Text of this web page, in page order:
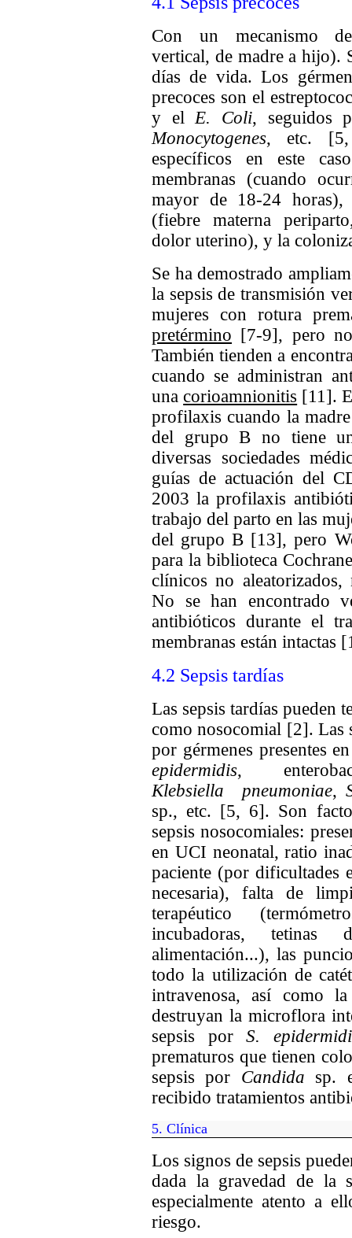
Con un mecanismo de
vertical, de madre a hijo).
días de vida. Los
precoces son el
y elE. Coli, seguidos
Monocytogenes, etc. [5,
específicos en este
membranas (cuando
mayor de 18-24 horas),
(fiebre materna
dolor uterino), y la
Se ha demostrado
la sepsis de transmisión
mujeres con rotura
pretérmino [7-9], pero
También tienden a
cuando se administran
unacorioamnionitis [11].
profilaxis cuando la
del grupo B no tiene
diversas sociedades
guías de actuación del
2003 la profilaxis
trabajo del parto en las
del grupo B [13], pero
para la biblioteca
clínicos no
No se han encontrado
antibióticos durante el
membranas están intactas
4.2 Sepsis tardías
Las sepsis tardías pueden
como nosocomial [2]. Las
por gérmenes presentes
epidermidis,
Klebsiella pneumoniae,
sp., etc. [5, 6]. Son
sepsis nosocomiales:
en UCI neonatal, ratio
paciente (por dificultades
necesaria), falta de
terapéutico
incubadoras, tetinas
alimentación...), las
todo la utilización de
intravenosa, así como
destruyan la microflora
sepsis porS.
prematuros que tienen
sepsis por Candida sp.
recibido tratamientos
5. Clínica
Los signos de sepsis
dada la gravedad de la
especialmente atento a
riesgo.